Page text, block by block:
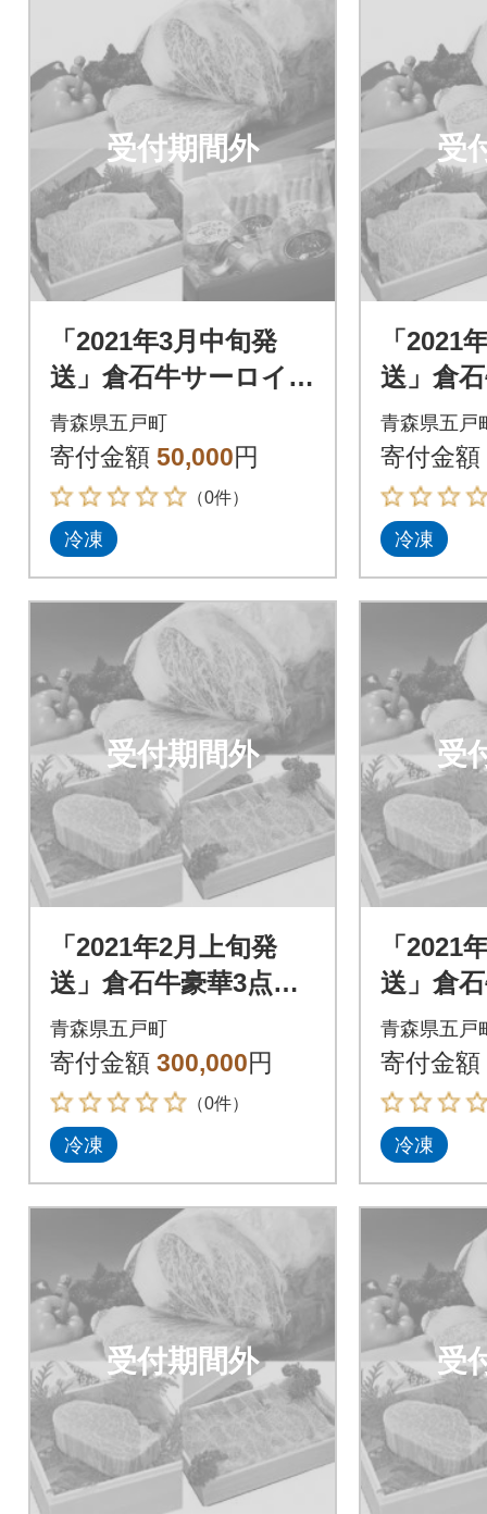
受付期間外
「2021年3月中旬発
送」倉石牛サーロイ
ン 200g×2枚、倉石
牛ウインナーセット
青森県五戸町
寄付金額 50,000円
（0件）
冷凍
受
「2021
送」倉
ン
牛ウイ
青森県五戸
寄付金額
冷凍
受付期間外
「2021年2月上旬発
送」倉石牛豪華3点セ
ット
青森県五戸町
寄付金額 300,000円
（0件）
冷凍
受
「2021
送」倉
ット
青森県五戸
寄付金額
冷凍
受付期間外 受